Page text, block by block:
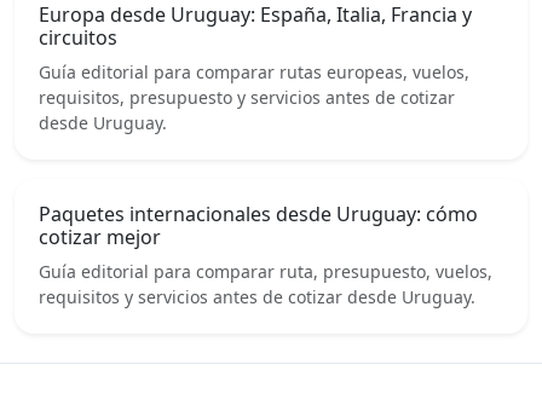
Europa desde Uruguay: España, Italia, Francia y
circuitos
Guía editorial para comparar rutas europeas, vuelos,
requisitos, presupuesto y servicios antes de cotizar
desde Uruguay.
Paquetes internacionales desde Uruguay: cómo
cotizar mejor
Guía editorial para comparar ruta, presupuesto, vuelos,
requisitos y servicios antes de cotizar desde Uruguay.